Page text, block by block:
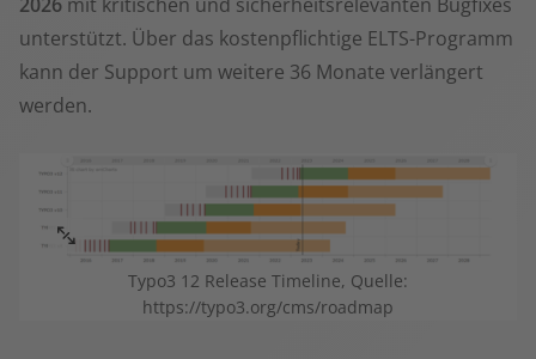
unterstützt. Über das kostenpflichtige ELTS-Programm
kann der Support um weitere 36 Monate verlängert
werden.
Typo3 12 Release Timeline, Quelle:
https://typo3.org/cms/roadmap